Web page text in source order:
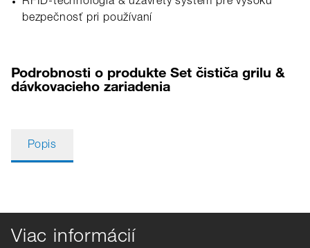
bezpečnosť pri používaní
Podrobnosti o produkte Set čističa grilu &
dávkovacieho zariadenia
Popis
Viac informácií